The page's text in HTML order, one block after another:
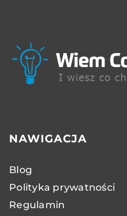
NAWIGACJA
Blog
Polityka prywatności
Regulamin